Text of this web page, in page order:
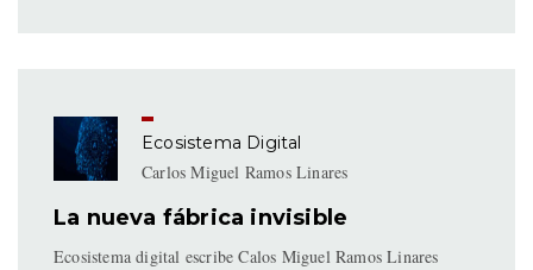
Ecosistema Digital
Carlos Miguel Ramos Linares
La nueva fábrica invisible
Ecosistema digital escribe Calos Miguel Ramos Linares